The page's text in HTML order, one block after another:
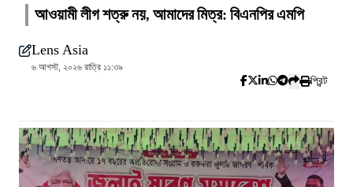
আওয়ামী লীগ শত্রু নয়, আমাদের মিত্র: বিএনপির এমপি
Lens Asia
৬ আগস্ট, ২০২৬ রাত্রি ১১:৩৯
প্রিন্ট